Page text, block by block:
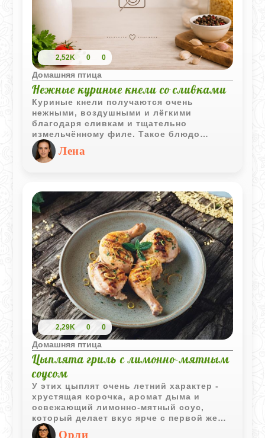
2,52K 0 0
Домашняя птица
Нежные куриные кнели со сливками
Куриные кнели получаются очень
нежными, воздушными и лёгкими
благодаря сливкам и тщательно
измельчённому филе. Такое блюдо
подходит как для диетического питания,
так и для детского меню. Подавать кнели
можно самостоятельно, с бульоном или
Лена
2,29K 0 0
Домашняя птица
Цыплята гриль с лимонно-мятным
соусом
У этих цыплят очень летний характер -
хрустящая корочка, аромат дыма и
освежающий лимонно-мятный соус,
который делает вкус ярче с первой же
вилки. Блюдо получается лёгким, сочным
Орли